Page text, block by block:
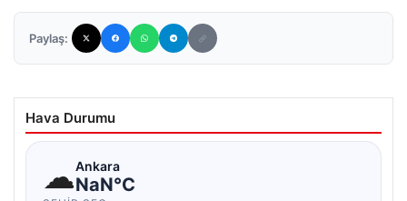
Paylaş:
Hava Durumu
☁Ankara
NaN°C